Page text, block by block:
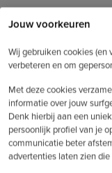
Jouw voorkeuren
Wij gebruiken cookies
verbeteren en om
Met deze cookies
informatie over jouw
Denk hierbij aan een
persoonlijk profiel van je
communicatie beter
advertenties laten zien
De
Altijd
De online